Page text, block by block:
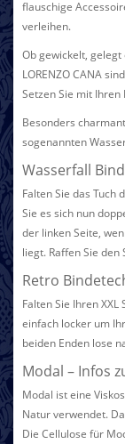
flauschige
verleihen.
Ob gewickelt,
LORENZO CANA
Setzen Sie mit Ihren
Besonders
sogenannten
Wasserfall
Falten Sie das Tuch
Sie es sich nun
der linken Seite,
liegt. Raffen Sie den
Retro
Falten Sie Ihren
einfach locker um
beiden Enden lose
Modal – Infos
Modal ist eine
Natur verwendet.
Die Cellulose für